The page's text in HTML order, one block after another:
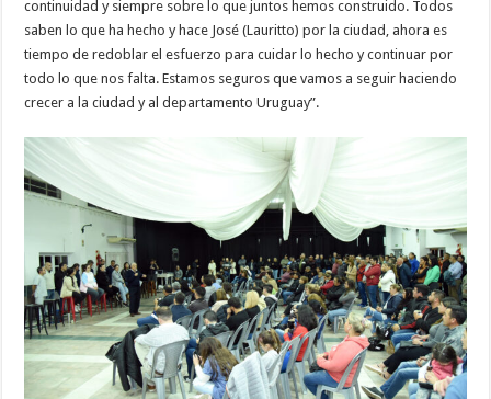
continuidad y siempre sobre lo que juntos hemos construido. Todos
saben lo que ha hecho y hace José (Lauritto) por la ciudad, ahora es
tiempo de redoblar el esfuerzo para cuidar lo hecho y continuar por
todo lo que nos falta. Estamos seguros que vamos a seguir haciendo
crecer a la ciudad y al departamento Uruguay”.